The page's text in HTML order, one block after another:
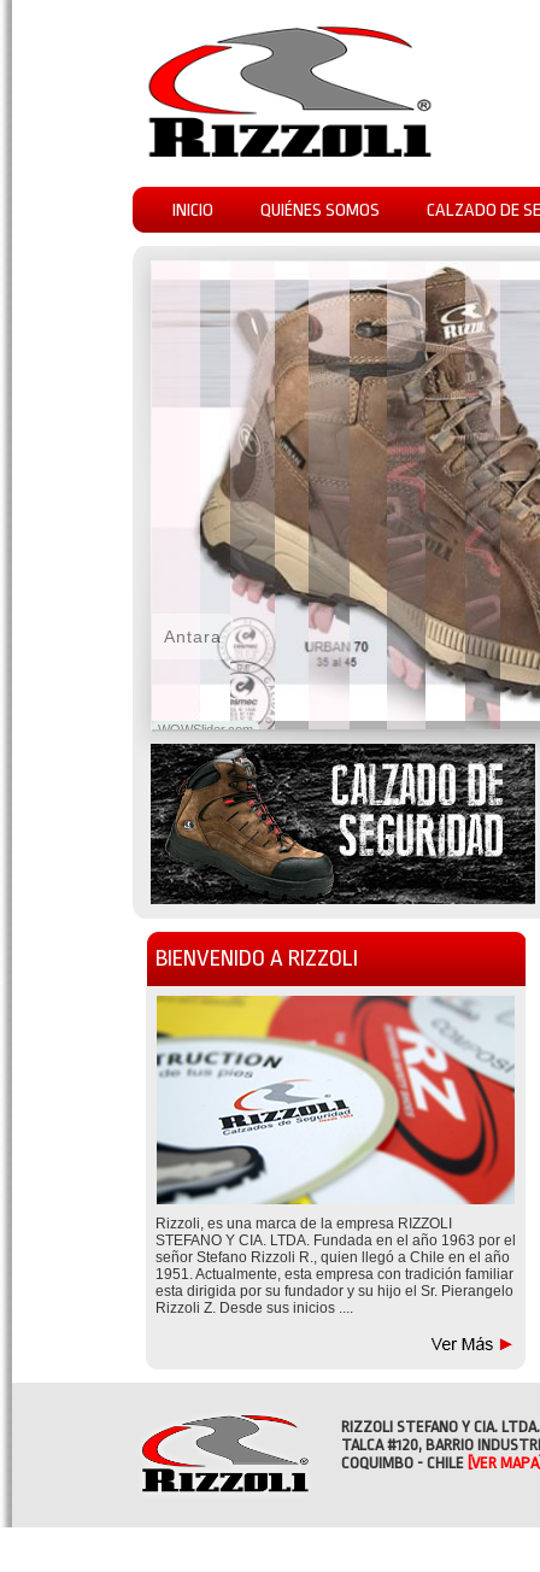
INICIO QUIÉNES SOMOS CALZADO DE
WOWSlider.com
Antara
BIENVENIDO A RIZZOLI
Rizzoli, es una marca de la empresa RIZZOLI
STEFANO Y CIA. LTDA. Fundada en el año 1963 por el
señor Stefano Rizzoli R., quien llegó a Chile en el año
1951. Actualmente, esta empresa con tradición familiar
esta dirigida por su fundador y su hijo el Sr. Pierangelo
Rizzoli Z. Desde sus inicios ....
RIZZOLI STEFANO Y CIA. LTDA.
TALCA #120, BARRIO
COQUIMBO - CHILE [VER